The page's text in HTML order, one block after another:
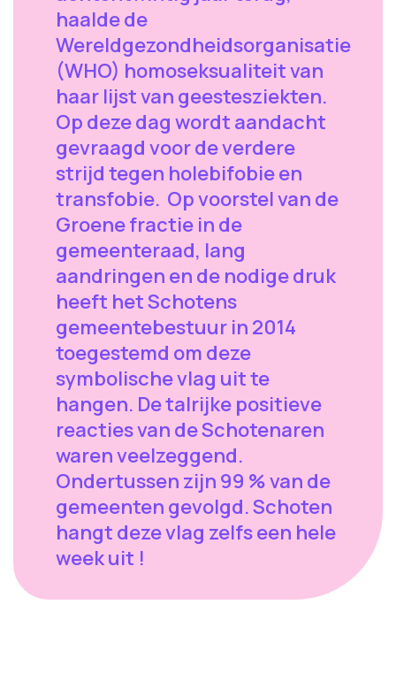
haalde de
Wereldgezondheidsorganisatie
(WHO) homoseksualiteit van
haar lijst van geestesziekten.
Op deze dag wordt aandacht
gevraagd voor de verdere
strijd tegen holebifobie en
transfobie. Op voorstel van de
Groene fractie in de
gemeenteraad, lang
aandringen en de nodige druk
heeft het Schotens
gemeentebestuur in 2014
toegestemd om deze
symbolische vlag uit te
hangen. De talrijke positieve
reacties van de Schotenaren
waren veelzeggend.
Ondertussen zijn 99 % van de
gemeenten gevolgd. Schoten
hangt deze vlag zelfs een hele
week uit !